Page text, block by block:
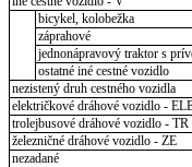
bicykel, kolobežka
záprahové
jednonápravový traktor s
ostatné iné cestné vozidlo
nezistený druh cestného vozidla
električkové dráhové vozidlo -
trolejbusové dráhové vozidlo - TR
železničné dráhové vozidlo - ZE
nezadané